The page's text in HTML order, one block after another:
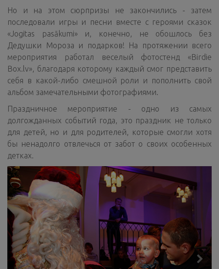
Но и на этом сюрпризы не закончились - затем
последовали игры и песни вместе с героями сказок
«Jogitas pasākumi» и, конечно, не обошлось без
Дедушки Мороза и подарков! На протяжении всего
мероприятия работал веселый фотостенд «Birdie
Box.lv», благодаря которому каждый смог представить
себя в какой-либо смешной роли и пополнить свой
альбом замечательными фотографиями.
Праздничное мероприятие - одно из самых
долгожданных событий года, это праздник не только
для детей, но и для родителей, которые смогли хотя
бы ненадолго отвлечься от забот о своих особенных
детках.